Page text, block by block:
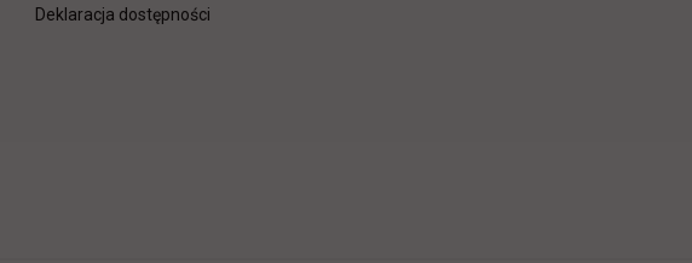
Deklaracja dostępności